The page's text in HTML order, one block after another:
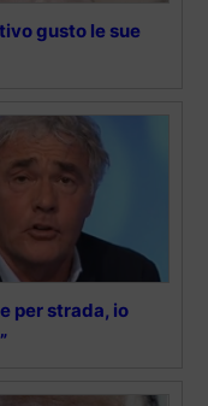
gusto le sue
per strada, io